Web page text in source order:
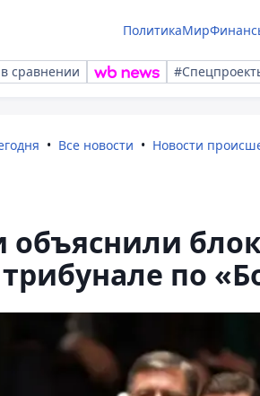
ПолитикаМир
сравнении
Все новости Новости
по